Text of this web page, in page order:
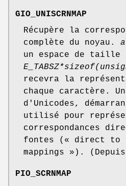
GIO_UNISCRNMAP
Récupère la
complète du noyau.
un espace de taille
recevra la
chaque caractère.
d'Unicodes,
utilisé pour
correspondances
fontes (« direct to
mappings »).
PIO_SCRNMAP